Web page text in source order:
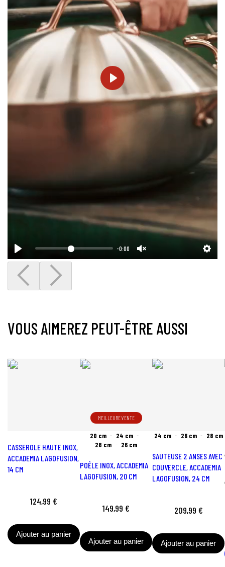
-0:00
VOUS AIMEREZ PEUT-ÊTRE AUSSI
CASSEROLE HAUTE INOX,
ACCADEMIA LAGOFUSION,
14 CM
124,99 €
Ajouter au panier
MEILLEURE VENTE
20 cm
24 cm
28 cm
26 cm
POÊLE INOX, ACCADEMIA
LAGOFUSION, 20 CM
149,99 €
Ajouter au panier
24 cm 26 cm 28 cm
SAUTEUSE 2 ANSES AVEC
COUVERCLE, ACCADEMIA
LAGOFUSION, 24 CM
209,99 €
Ajouter au panier